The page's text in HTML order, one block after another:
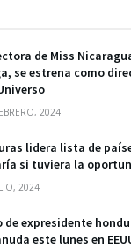
de Miss
se estrena como
2024
lidera lista de
si tuviera la
2024
de expresidente
este lunes en